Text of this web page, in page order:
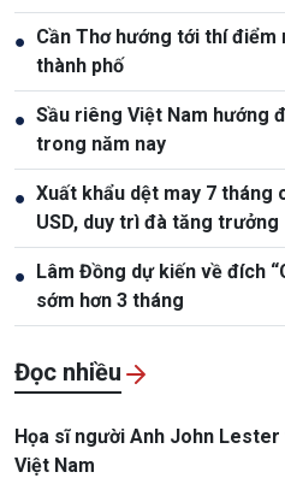
● Cần Thơ hướng tới thí điểm
thành phố
● Sầu riêng Việt Nam hướng
trong năm nay
● Xuất khẩu dệt may 7 tháng
USD, duy trì đà tăng trưởng
● Lâm Đồng dự kiến về đích
sớm hơn 3 tháng
Đọc nhiều
Họa sĩ người Anh John
Việt Nam